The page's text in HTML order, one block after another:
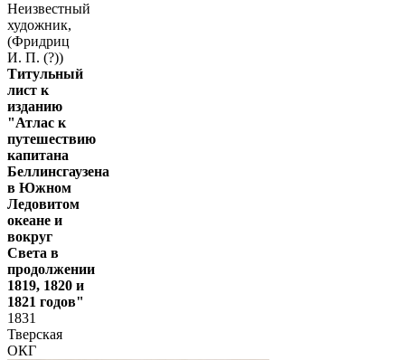
Неизвестный
художник,
(Фридриц
И. П. (?))
Титульный
лист к
изданию
"Атлас к
путешествию
капитана
Беллинсгаузена
в Южном
Ледовитом
океане и
вокруг
Света в
продолжении
1819, 1820 и
1821 годов"
1831
Тверская
ОКГ